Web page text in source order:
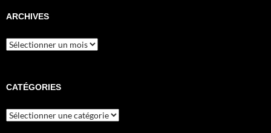
ARCHIVES
Archives
CATÉGORIES
Catégories